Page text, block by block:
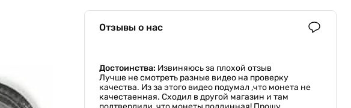
Отзывы о нас
Достоинства: Извиняюсь за плохой отзыв
Лучше не смотреть разные видео на проверку
качества. Из за этого видео подумал ,что монета не
качестаенная. Сходил в другой магазин и там